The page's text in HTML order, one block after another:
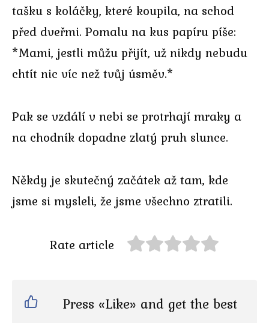
tašku s koláčky, které koupila, na schod
před dveřmi. Pomalu na kus papíru píše:
*Mami, jestli můžu přijít, už nikdy nebudu
chtít nic víc než tvůj úsměv.*
Pak se vzdálí v nebi se protrhají mraky a
na chodník dopadne zlatý pruh slunce.
Někdy je skutečný začátek až tam, kde
jsme si mysleli, že jsme všechno ztratili.
Rate article
Press «Like» and get the best